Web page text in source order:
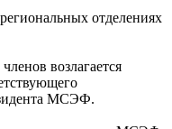
отделениях
возлагается
МСЭФ.